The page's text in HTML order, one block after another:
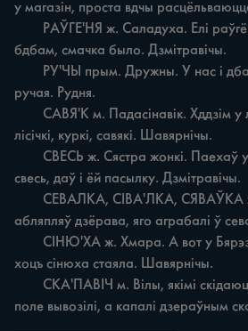
у магазін, проста вдчы
бдбам, смачка было. Дзмітравічы.
ручая. Рудня.
лісічкі, куркі, савякі. Шавярнічы.
свесь, даў i ёй пасылку. Дзмітравічы.
абляпляў дзёрава, яго аграбалі ў
хоцъ сінюха стаяла. Шавярнічы.
поле вывозілі, а капалі дзераўным